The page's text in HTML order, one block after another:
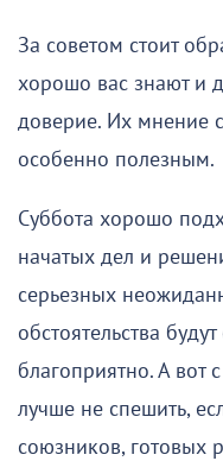
За советом стоит
хорошо вас знают и
доверие. Их мнение
особенно полезным.
Суббота хорошо
начатых дел и
серьезных
обстоятельства
благоприятно. А вот
лучше не спешить,
союзников, готовых